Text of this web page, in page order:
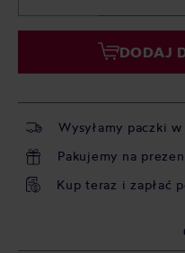
DODAJ
Wysyłamy paczki w
Pakujemy na
Kup teraz i zapłać